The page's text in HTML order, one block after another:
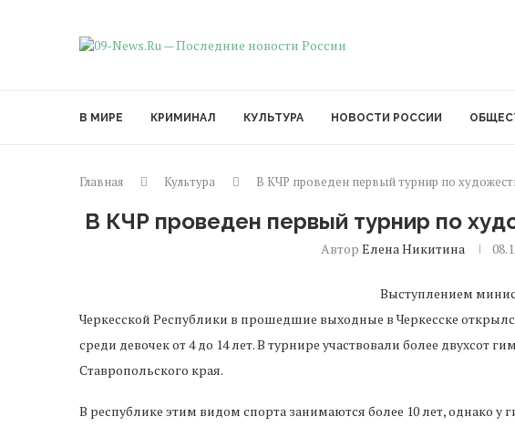
В МИРЕ КРИМИНАЛ КУЛЬТУРА НОВОСТИ РОССИИ
Главная Культура В КЧР проведен первый турнир по
В КЧР проведен первый турнир по
Автор Елена Никитина
Выступлением
Черкесской Республики в прошедшие выходные в Черкесске
среди девочек от 4 до 14 лет. В турнире участвовали более двухсот
Ставропольского края.
В республике этим видом спорта занимаются более 10 лет, однако у